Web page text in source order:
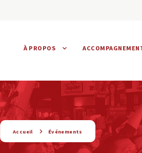
À PROPOS
Assistance
Accueil Événements